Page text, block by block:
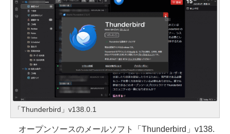
「Thunderbird」v138.0.1
オープンソースのメールソフト「Thunderbird」v138.